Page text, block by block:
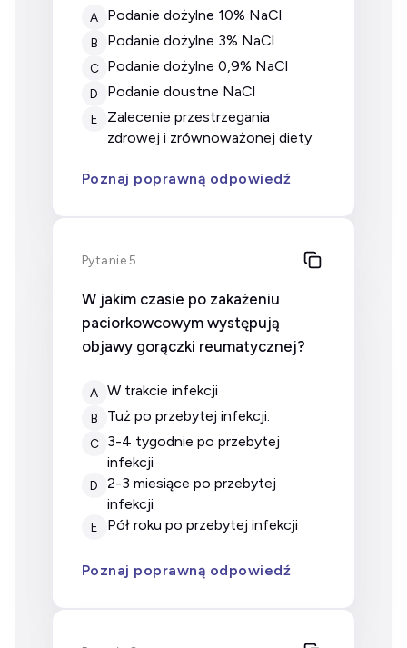
A Podanie dożylne 10% NaCl
B Podanie dożylne 3% NaCl
C Podanie dożylne 0,9% NaCl
D Podanie doustne NaCl
E
Zalecenie przestrzegania
zdrowej i zrównoważonej diety
Poznaj poprawną odpowiedź
Pytanie 5
W jakim czasie po zakażeniu
paciorkowcowym występują
objawy gorączki reumatycznej?
A w trakcie infekcji
B tuż po przebytej infekcji.
C
3-4 tygodnie po przebytej
infekcji
D
2-3 miesiące po przebytej
infekcji
E pół roku po przebytej infekcji
Poznaj poprawną odpowiedź